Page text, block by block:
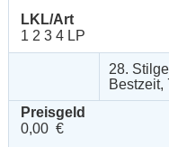
LKL/Art
1 2 3 4 LP
28.
Bestzeit,
Preisgeld
0,00 €